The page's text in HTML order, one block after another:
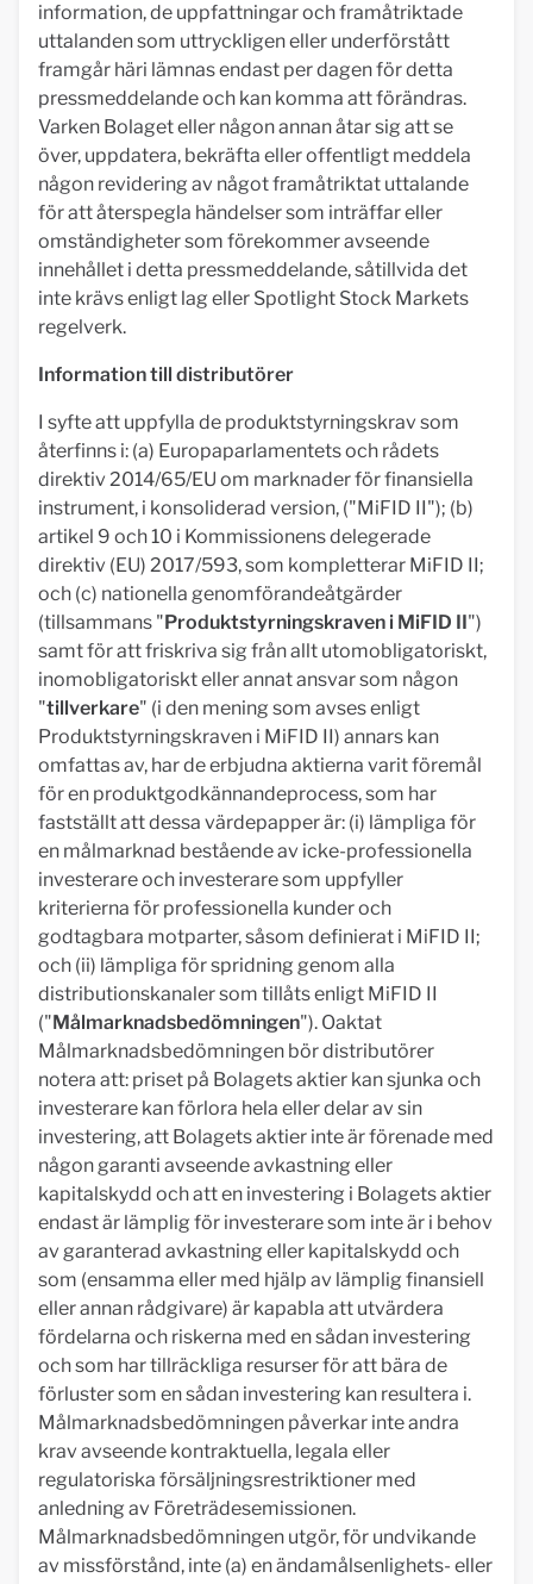
information, de uppfattningar och framåtriktade
uttalanden som uttryckligen eller underförstått
framgår häri lämnas endast per dagen för detta
pressmeddelande och kan komma att förändras.
Varken Bolaget eller någon annan åtar sig att se
över, uppdatera, bekräfta eller offentligt meddela
någon revidering av något framåtriktat uttalande
för att återspegla händelser som inträffar eller
omständigheter som förekommer avseende
innehållet i detta pressmeddelande, såtillvida det
inte krävs enligt lag eller Spotlight Stock Markets
regelverk.
Information till distributörer
I syfte att uppfylla de produktstyrningskrav som
återfinns i: (a) Europaparlamentets och rådets
direktiv 2014/65/EU om marknader för finansiella
instrument, i konsoliderad version, ("MiFID II"); (b)
artikel 9 och 10 i Kommissionens delegerade
direktiv (EU) 2017/593, som kompletterar MiFID II;
och (c) nationella genomförandeåtgärder
(tillsammans "Produktstyrningskraven i MiFID II")
samt för att friskriva sig från allt utomobligatoriskt,
inomobligatoriskt eller annat ansvar som någon
"tillverkare" (i den mening som avses enligt
Produktstyrningskraven i MiFID II) annars kan
omfattas av, har de erbjudna aktierna varit föremål
för en produktgodkännandeprocess, som har
fastställt att dessa värdepapper är: (i) lämpliga för
en målmarknad bestående av icke-professionella
investerare och investerare som uppfyller
kriterierna för professionella kunder och
godtagbara motparter, såsom definierat i MiFID II;
och (ii) lämpliga för spridning genom alla
distributionskanaler som tillåts enligt MiFID II
("Målmarknadsbedömningen"). Oaktat
Målmarknadsbedömningen bör distributörer
notera att: priset på Bolagets aktier kan sjunka och
investerare kan förlora hela eller delar av sin
investering, att Bolagets aktier inte är förenade med
någon garanti avseende avkastning eller
kapitalskydd och att en investering i Bolagets aktier
endast är lämplig för investerare som inte är i behov
av garanterad avkastning eller kapitalskydd och
som (ensamma eller med hjälp av lämplig finansiell
eller annan rådgivare) är kapabla att utvärdera
fördelarna och riskerna med en sådan investering
och som har tillräckliga resurser för att bära de
förluster som en sådan investering kan resultera i.
Målmarknadsbedömningen påverkar inte andra
krav avseende kontraktuella, legala eller
regulatoriska försäljningsrestriktioner med
anledning av Företrädesemissionen.
Målmarknadsbedömningen utgör, för undvikande
av missförstånd, inte (a) en ändamålsenlighets- eller